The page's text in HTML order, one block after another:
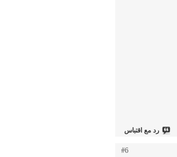
رد مع اقتباس
#6